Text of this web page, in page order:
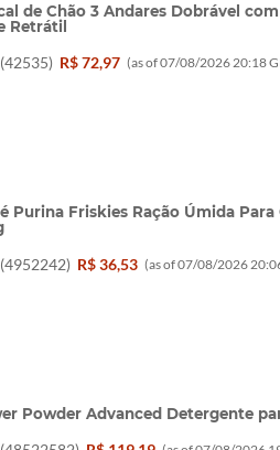
de Chão 3 Andares Dobrável
Retrátil
(42535) R$ 72,97 (as of 07/08/2026 20:18
Purina Friskies Ração Úmida
(4952242) R$ 36,53 (as of 07/08/2026
Powder Advanced Detergente